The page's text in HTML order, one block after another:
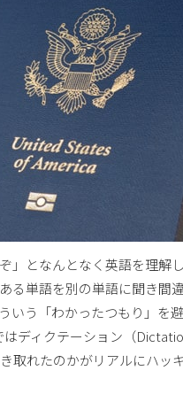
」となんとなく英語を理解
る単語を別の単語に聞き間
う「わかったつもり」を
ディクテーション（
取れたのかがリアルにハッ